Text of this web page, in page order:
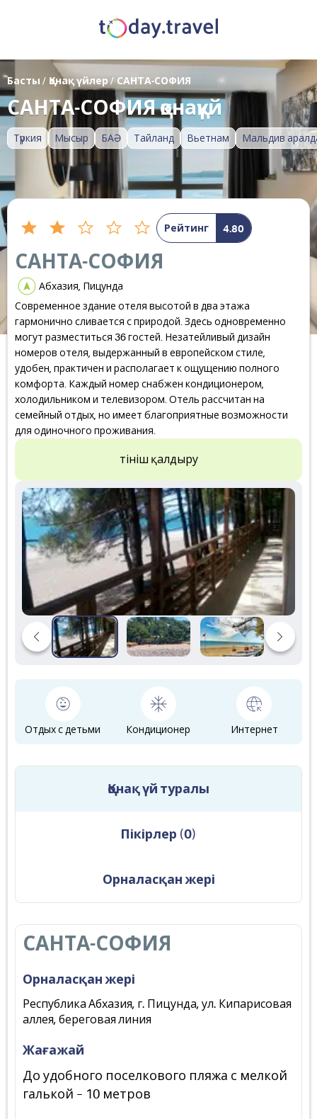
Түркия Мысыр БАӘ Тайланд Вьетнам Мальдив
Басты / Қонақ үйлер/ САНТА-СОФИЯ
САНТА-СОФИЯ қонақүй
Рейтинг 4.80
САНТА-СОФИЯ
Абхазия, Пицунда
Современное здание отеля высотой в два этажа
гармонично сливается с природой. Здесь одновременно
могут разместиться 36 гостей. Незатейливый дизайн
номеров отеля, выдержанный в европейском стиле,
удобен, практичен и располагает к ощущению полного
комфорта. Каждый номер снабжен кондиционером,
холодильником и телевизором. Отель рассчитан на
семейный отдых, но имеет благоприятные возможности
для одиночного проживания.
Өтініш қалдыру
Отдых с детьми Кондиционер Интернет
Қонақ үй туралы
Пікірлер (0)
Орналасқан жері
САНТА-СОФИЯ
Орналасқан жері
Республика Абхазия, г. Пицунда, ул. Кипарисовая
аллея, береговая линия
Жағажай
До удобного поселкового пляжа с мелкой
галькой – 10 метров